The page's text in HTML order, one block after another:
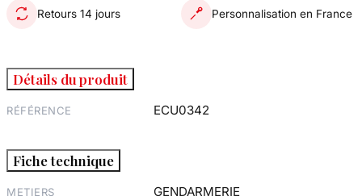
Retours 14 jours
Personnalisation en France
Détails du produit
RÉFÉRENCE ECU0342
Fiche technique
METIERS GENDARMERIE